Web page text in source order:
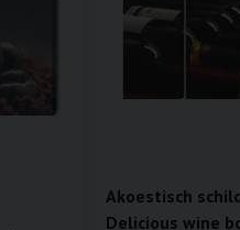
Akoestisch
Delicious wine